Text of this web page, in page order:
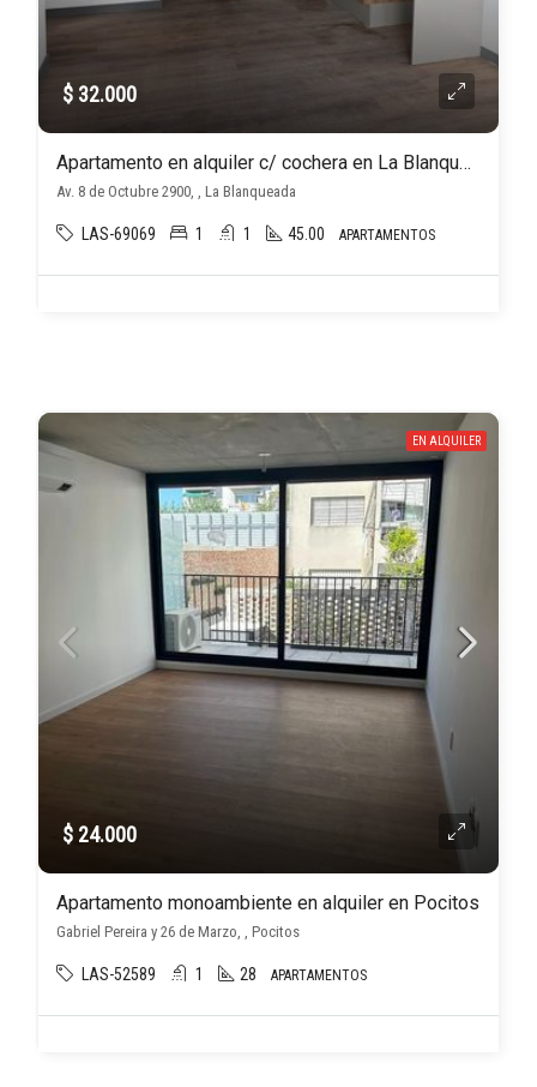
$ 32.000
Apartamento en alquiler c/ cochera en La Blanqueada
Av. 8 de Octubre 2900, , La Blanqueada
LAS-69069 1 1 45.00 APARTAMENTOS
EN ALQUILER
$ 24.000
Apartamento monoambiente en alquiler en Pocitos
Gabriel Pereira y 26 de Marzo, , Pocitos
LAS-52589 1 28 APARTAMENTOS